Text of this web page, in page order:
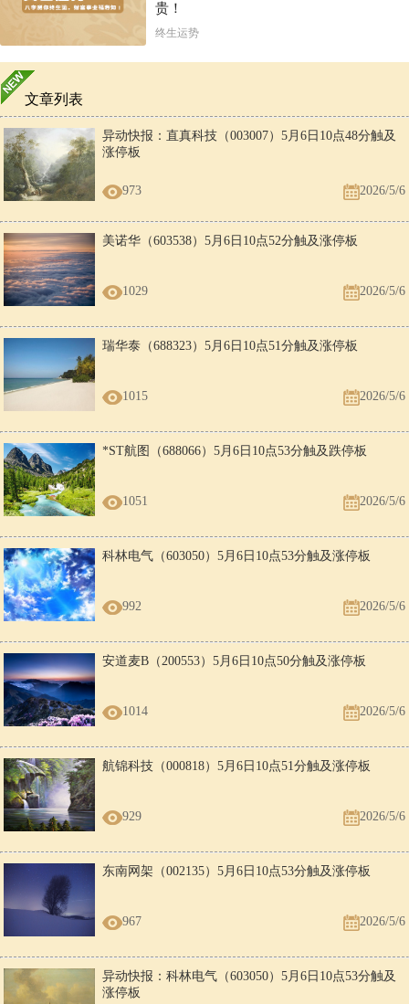
贵！
终生运势
文章列表
异动快报：直真科技（003007）5月6日10点48分触及
涨停板
973 2026/5/6
美诺华（603538）5月6日10点52分触及涨停板
1029 2026/5/6
瑞华泰（688323）5月6日10点51分触及涨停板
1015 2026/5/6
*ST航图（688066）5月6日10点53分触及跌停板
1051 2026/5/6
科林电气（603050）5月6日10点53分触及涨停板
992 2026/5/6
安道麦B（200553）5月6日10点50分触及涨停板
1014 2026/5/6
航锦科技（000818）5月6日10点51分触及涨停板
929 2026/5/6
东南网架（002135）5月6日10点53分触及涨停板
967 2026/5/6
异动快报：科林电气（603050）5月6日10点53分触及
涨停板